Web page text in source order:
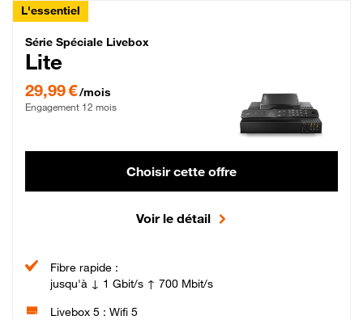
L'essentiel
Série Spéciale Livebox Lite Fibre
Série Spéciale Livebox
Lite
29,99 €/mois
Engagement 12 mois
Choisir cette offre
Voir le détail
Fibre rapide :
jusqu'à ↓ 1 Gbit/s ↑ 700 Mbit/s
Livebox 5 : Wifi 5